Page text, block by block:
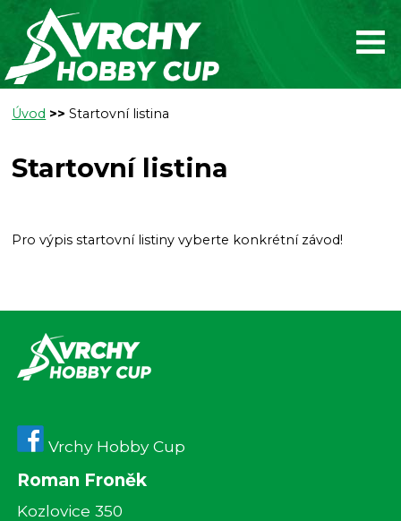
Úvod >> Startovní listina
Startovní listina
Pro výpis startovní listiny vyberte konkrétní závod!
Vrchy Hobby Cup
Roman Froněk
Kozlovice 350